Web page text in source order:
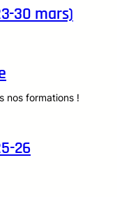
30 mars)
nos formations !
26